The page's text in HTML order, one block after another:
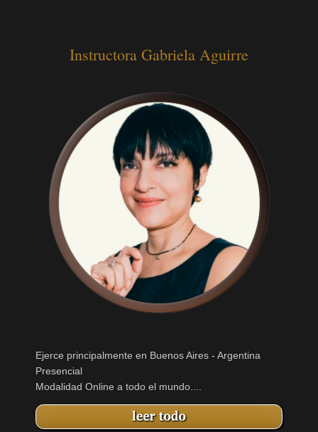
Instructora Gabriela Aguirre
Ejerce principalmente en Buenos Aires - Argentina
Presencial
Modalidad Online a todo el mundo....